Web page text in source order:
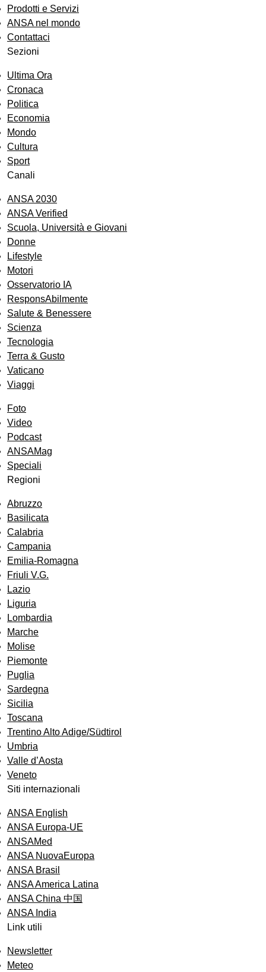
Prodotti e Servizi
ANSA nel mondo
Contattaci
Sezioni
Ultima Ora
Cronaca
Politica
Economia
Mondo
Cultura
Sport
Canali
ANSA 2030
ANSA Verified
Scuola, Università e Giovani
Donne
Lifestyle
Motori
Osservatorio IA
ResponsAbilmente
Salute & Benessere
Scienza
Tecnologia
Terra & Gusto
Vaticano
Viaggi
Foto
Video
Podcast
ANSAMag
Speciali
Regioni
Abruzzo
Basilicata
Calabria
Campania
Emilia-Romagna
Friuli V.G.
Lazio
Liguria
Lombardia
Marche
Molise
Piemonte
Puglia
Sardegna
Sicilia
Toscana
Trentino Alto Adige/Südtirol
Umbria
Valle d’Aosta
Veneto
Siti internazionali
ANSA English
ANSA Europa-UE
ANSAMed
ANSA NuovaEuropa
ANSA Brasil
ANSA America Latina
ANSA China 中国
ANSA India
Link utili
Newsletter
Meteo